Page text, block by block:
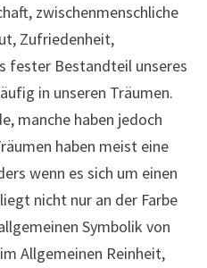
zwischenmenschliche
Zufriedenheit,
fester Bestandteil unseres
in unseren Träumen.
manche haben jedoch
haben meist eine
wenn es sich um einen
nicht nur an der Farbe
Symbolik von
Allgemeinen Reinheit,